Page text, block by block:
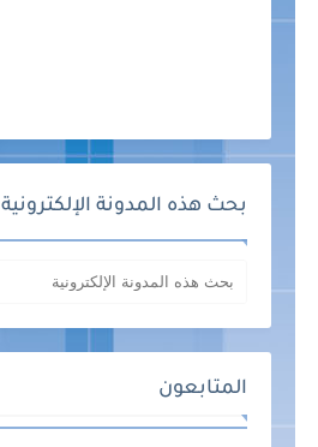
بحث هذه المدونة الإلكترونية
المتابعون